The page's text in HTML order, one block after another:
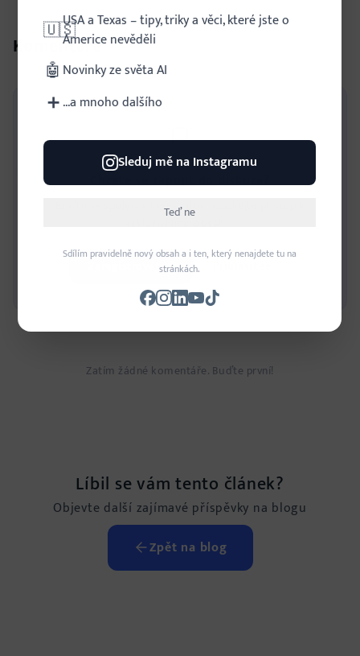
Komentáře 0
Chcete se zapojit do diskuze?
Buďte ve spojení s komunitou a získejte přístup k
Zaregistrovat se
Zatím žádné komentáře. Buďte první!
Líbil se vám tento článek?
Objevte další zajímavé příspěvky na blogu
Zpět na blog
🇺🇸USA a Texas – tipy, triky a věci, které jste o
Americe nevěděli
🤖 Novinky ze světa AI
➕...a mnoho dalšího
Sleduj mě na Instagramu
Teď ne
Sdílím pravidelně nový obsah a i ten, který nenajdete tu na
stránkách.